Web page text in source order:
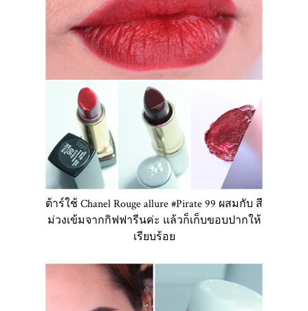
ต้าร์ใช้ Chanel Rouge allure #Pirate 99 ผสมกับ สี
ม่วงเข้มจากกิฟฟารีนค่ะ แล้วก็เก็บขอบปากให้
เรียบร้อย